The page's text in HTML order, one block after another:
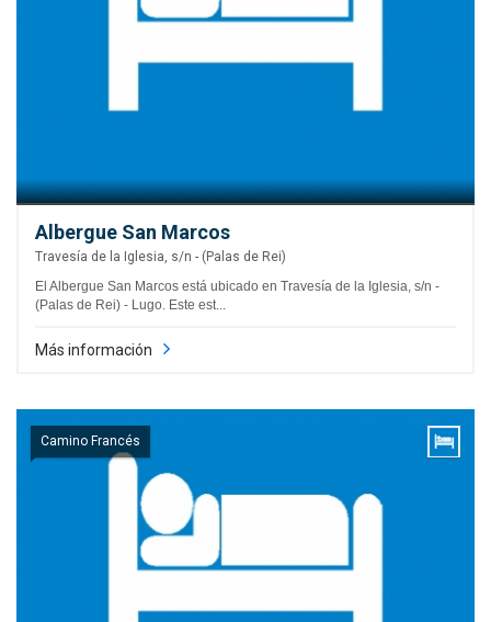
Albergue San Marcos
Travesía de la Iglesia, s/n - (Palas de Rei)
El Albergue San Marcos está ubicado en Travesía de la Iglesia, s/n -
(Palas de Rei) - Lugo. Este est...
Más información
Camino Francés